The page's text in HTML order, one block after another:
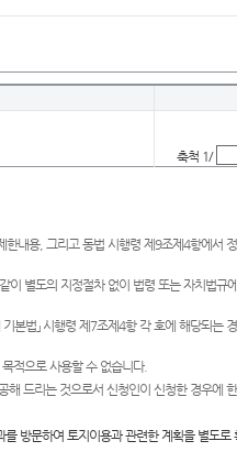
축척 1/
한내용, 그리고 동법 시행령 제9조제4항에서
이 별도의 지정절차 없이 법령 또는 자치법규
본법」 시행령 제7조제4항 각 호에 해당되는
적으로 사용할 수 없습니다.
드리는 것으로서 신청인이 신청한 경우에
방문하여 토지이용과 관련한 계획을 별도로